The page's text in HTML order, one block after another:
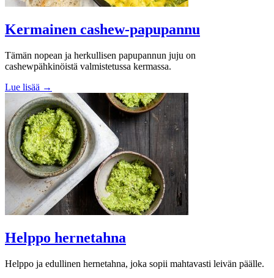
Kermainen cashew-papupannu
Tämän nopean ja herkullisen papupannun juju on
cashewpähkinöistä valmistetussa kermassa.
Lue lisää →
Helppo hernetahna
Helppo ja edullinen hernetahna, joka sopii mahtavasti leivän päälle.